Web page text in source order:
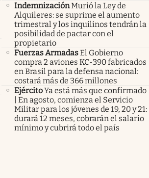
IndemnizaciónMurió la Ley de
Alquileres: se suprime el aumento
trimestral y los inquilinos tendrán la
posibilidad de pactar con el
propietario
Fuerzas ArmadasEl Gobierno
compra 2 aviones KC-390 fabricados
en Brasil para la defensa nacional:
costará más de 366 millones
EjércitoYa está más que confirmado
| En agosto, comienza el Servicio
Militar para los jóvenes de 19, 20 y 21:
durará 12 meses, cobrarán el salario
mínimo y cubrirá todo el país